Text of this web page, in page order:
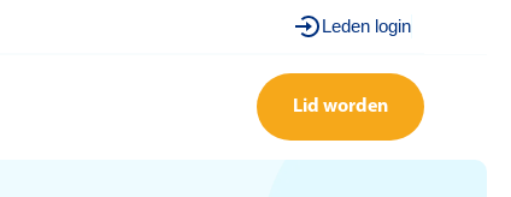
Leden login
Lid worden